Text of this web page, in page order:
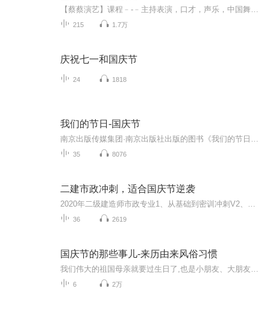
215 1.7万
庆祝七一和国庆节
24 1818
我们的节日-国庆节
35 8076
二建市政冲刺，适合国庆节逆袭
36 2619
国庆节的那些事儿-来历由来风俗习惯
6 2万